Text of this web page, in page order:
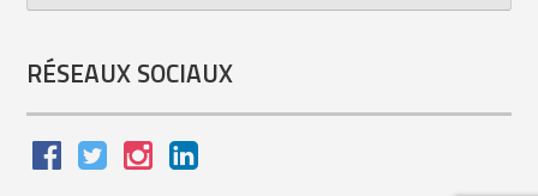
RÉSEAUX SOCIAUX